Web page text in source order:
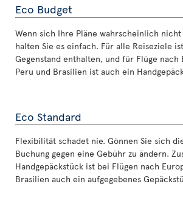
Eco Budget
Wenn sich Ihre Pläne wahrscheinlich
halten Sie es einfach. Für alle Reiseziele
Gegenstand enthalten, und für Flüge nach
Peru und Brasilien ist auch ein
Eco Standard
Flexibilität schadet nie. Gönnen Sie sich
Buchung gegen eine Gebühr zu ändern.
Handgepäckstück ist bei Flügen nach
Brasilien auch ein aufgegebenes